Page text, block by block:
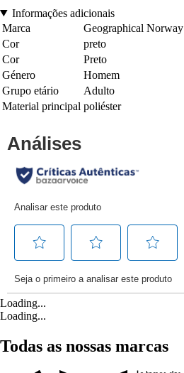
Informações adicionais
Marca
Geographical Norway
Cor
preto
Cor
Preto
Género
Homem
Grupo etário
Adulto
Material principal poliéster
Loading...
Loading...
Todas as nossas marcas